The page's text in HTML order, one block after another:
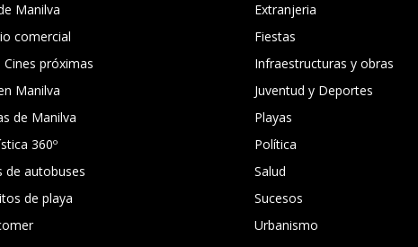
Manilva
comercial
Cines próximas
Manilva
de Manilva
360º
de autobuses
de playa
Extranjeria
Fiestas
Infraestructuras y obras
Juventud y Deportes
Playas
Política
Salud
Sucesos
Urbanismo